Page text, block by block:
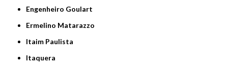
Engenheiro Goulart
Ermelino Matarazzo
Itaim Paulista
Itaquera